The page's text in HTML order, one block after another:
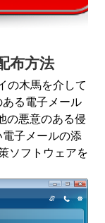
布方法
の木馬を介して
る電子メール
の悪意のある侵
子メールの添
ソフトウェアを